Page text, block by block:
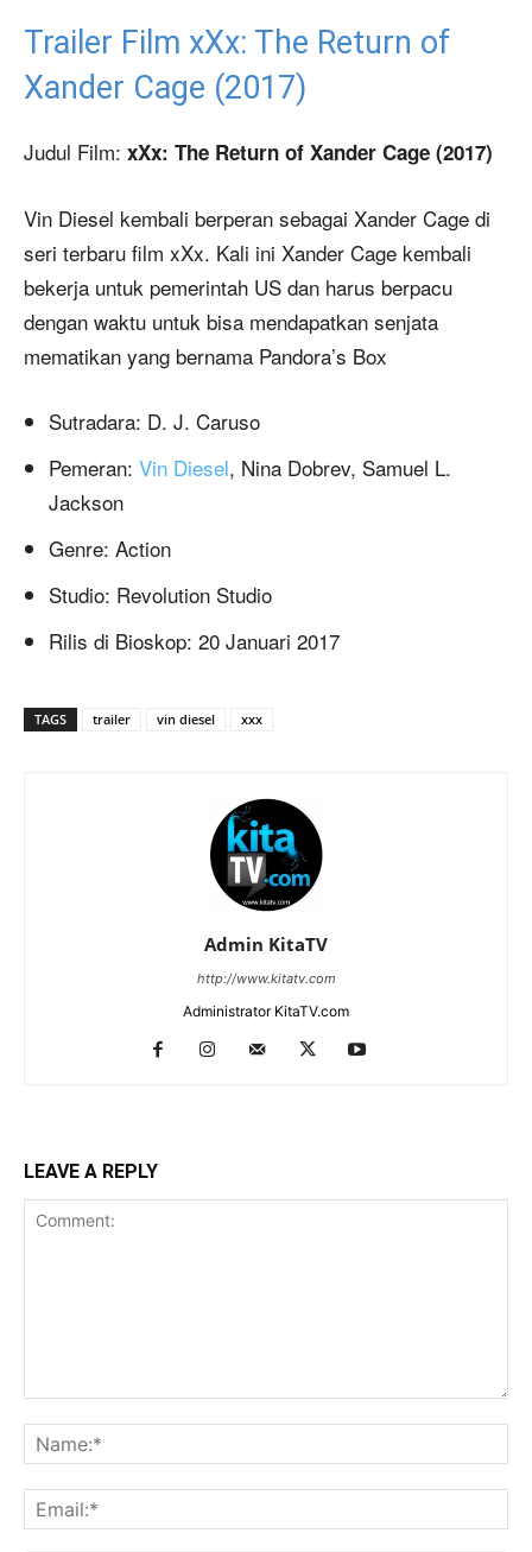
Trailer Film xXx: The Return of
Xander Cage (2017)
Judul Film: xXx: The Return of Xander Cage (2017)
Vin Diesel kembali berperan sebagai Xander Cage di
seri terbaru film xXx. Kali ini Xander Cage kembali
bekerja untuk pemerintah US dan harus berpacu
dengan waktu untuk bisa mendapatkan senjata
mematikan yang bernama Pandora’s Box
Sutradara: D. J. Caruso
Pemeran: Vin Diesel, Nina Dobrev, Samuel L.
Jackson
Genre: Action
Studio: Revolution Studio
Rilis di Bioskop: 20 Januari 2017
TAGS trailer vin diesel xxx
Admin KitaTV
http://www.kitatv.com
Administrator KitaTV.com
LEAVE A REPLY